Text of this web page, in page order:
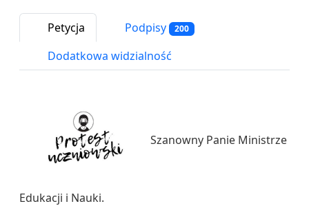
Petycja Podpisy 200
Dodatkowa widzialność
Szanowny Panie Ministrze
Edukacji i Nauki.